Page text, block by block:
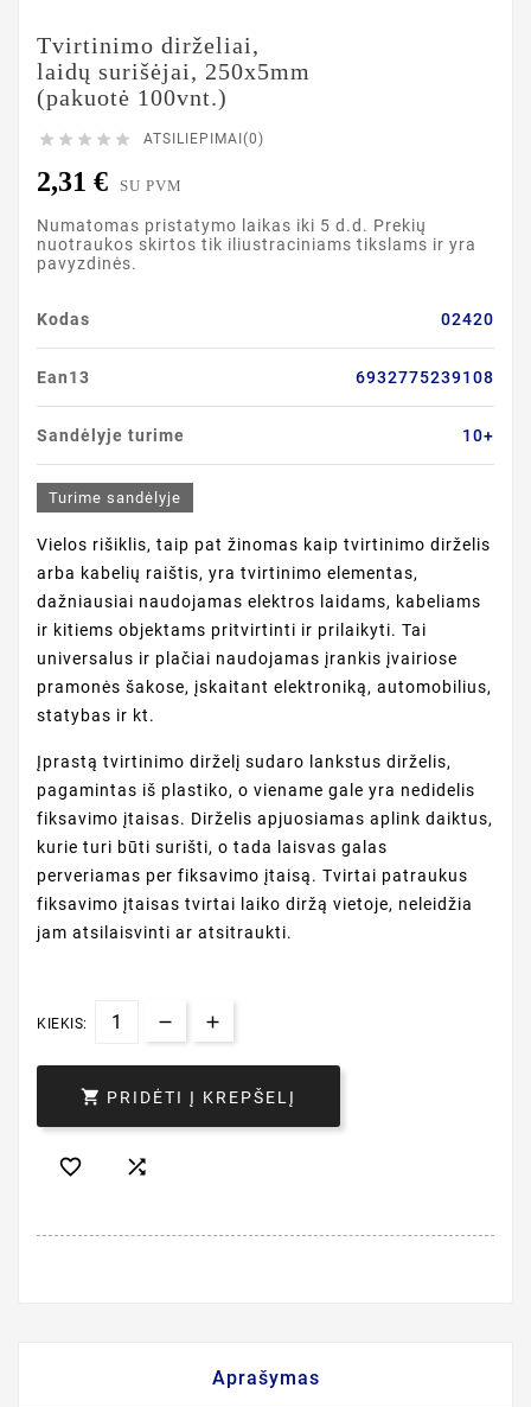
Tvirtinimo dirželiai,
laidų surišėjai, 250x5mm
(pakuotė 100vnt.)
     ATSILIEPIMAI(0)
2,31 € SU PVM
Numatomas pristatymo laikas iki 5 d.d. Prekių
nuotraukos skirtos tik iliustraciniams tikslams ir yra
pavyzdinės.
Kodas 02420
Ean13 6932775239108
Sandėlyje turime 10+
Turime sandėlyje
Vielos rišiklis, taip pat žinomas kaip tvirtinimo dirželis
arba kabelių raištis, yra tvirtinimo elementas,
dažniausiai naudojamas elektros laidams, kabeliams
ir kitiems objektams pritvirtinti ir prilaikyti. Tai
universalus ir plačiai naudojamas įrankis įvairiose
pramonės šakose, įskaitant elektroniką, automobilius,
statybas ir kt.
Įprastą tvirtinimo dirželį sudaro lankstus dirželis,
pagamintas iš plastiko, o viename gale yra nedidelis
fiksavimo įtaisas. Dirželis apjuosiamas aplink daiktus,
kurie turi būti surišti, o tada laisvas galas
perveriamas per fiksavimo įtaisą. Tvirtai patraukus
fiksavimo įtaisas tvirtai laiko diržą vietoje, neleidžia
jam atsilaisvinti ar atsitraukti.
KIEKIS:
 PRIDĖTI Į KREPŠELĮ
 
Aprašymas